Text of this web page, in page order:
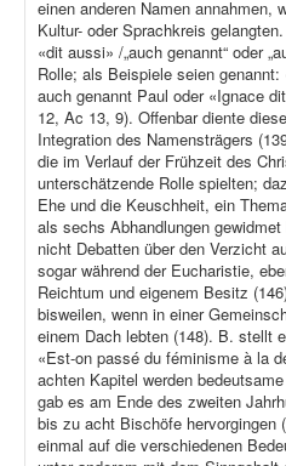
einen anderen Namen annahmen,
Kultur- oder Sprachkreis
«dit aussi» /„auch genannt“ oder
Rolle; als Beispiele seien
auch genannt Paul oder «Ignace
12, Ac 13, 9). Offenbar diente
Integration des Namensträgers
die im Verlauf der Frühzeit des
unterschätzende Rolle spielten;
Ehe und die Keuschheit, ein
als sechs Abhandlungen
nicht Debatten über den Verzicht
sogar während der Eucharistie,
Reichtum und eigenem Besitz
bisweilen, wenn in einer
einem Dach lebten (148). B. stellt
«Est-on passé du féminisme à la
achten Kapitel werden
gab es am Ende des zweiten
bis zu acht Bischöfe hervorgingen
einmal auf die verschiedenen